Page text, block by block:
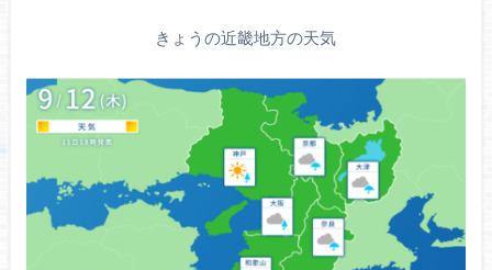
きょうの近畿地方の天気